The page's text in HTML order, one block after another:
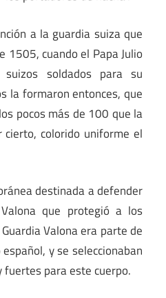
a la guardia suiza que
1505, cuando el Papa Julio
soldados para su
la formaron entonces, que
pocos más de 100 que la
colorido uniforme el
destinada a defender
que protegió a los
Valona era parte de
y se seleccionaban
para este cuerpo.